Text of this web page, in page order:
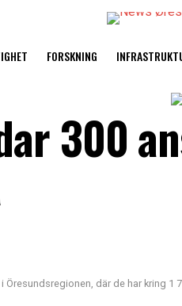
FORSKNING
300
där de har kring 1